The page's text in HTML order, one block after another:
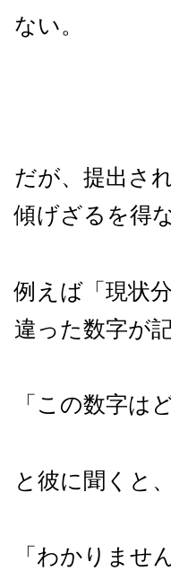
ない。
だが、提出さ
傾げざるを得
例えば「現状
違った数字が
「この数字は
と彼に聞くと、
「わかりませ